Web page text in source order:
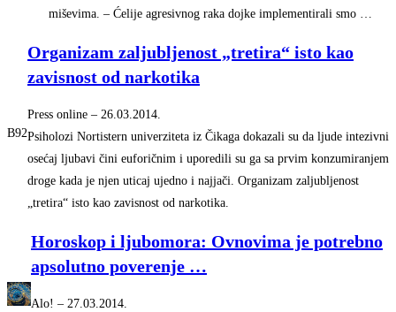
miševima. – Ćelije agresivnog raka dojke implementirali smo …
B92
Organizam zaljubljenost „tretira“ isto kao
zavisnost od narkotika
Press online – ‎26.03.2014.‎
Psiholozi Nortistern univerziteta iz Čikaga dokazali su da ljude intezivni
osećaj ljubavi čini euforičnim i uporedili su ga sa prvim konzumiranjem
droge kada je njen uticaj ujedno i najjači. Organizam zaljubljenost
„tretira“ isto kao zavisnost od narkotika.
Horoskop i ljubomora: Ovnovima je potrebno
apsolutno poverenje …
Alo! – ‎27.03.2014.‎